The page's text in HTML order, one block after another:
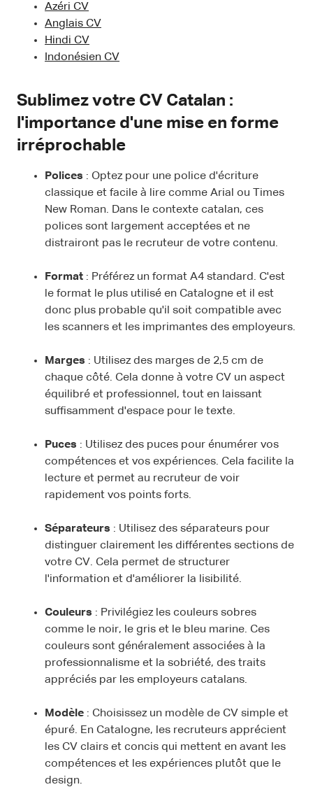
Azéri CV
Anglais CV
Hindi CV
Indonésien CV
Sublimez votre CV Catalan :
l'importance d'une mise en forme
irréprochable
Polices : Optez pour une police d'écriture
classique et facile à lire comme Arial ou Times
New Roman. Dans le contexte catalan, ces
polices sont largement acceptées et ne
distrairont pas le recruteur de votre contenu.
Format : Préférez un format A4 standard. C'est
le format le plus utilisé en Catalogne et il est
donc plus probable qu'il soit compatible avec
les scanners et les imprimantes des employeurs.
Marges : Utilisez des marges de 2,5 cm de
chaque côté. Cela donne à votre CV un aspect
équilibré et professionnel, tout en laissant
suffisamment d'espace pour le texte.
Puces : Utilisez des puces pour énumérer vos
compétences et vos expériences. Cela facilite la
lecture et permet au recruteur de voir
rapidement vos points forts.
Séparateurs : Utilisez des séparateurs pour
distinguer clairement les différentes sections de
votre CV. Cela permet de structurer
l'information et d'améliorer la lisibilité.
Couleurs : Privilégiez les couleurs sobres
comme le noir, le gris et le bleu marine. Ces
couleurs sont généralement associées à la
professionnalisme et la sobriété, des traits
appréciés par les employeurs catalans.
Modèle : Choisissez un modèle de CV simple et
épuré. En Catalogne, les recruteurs apprécient
les CV clairs et concis qui mettent en avant les
compétences et les expériences plutôt que le
design.